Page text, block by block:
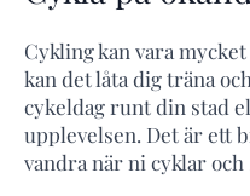
Cykling kan vara
kan det låta dig träna
cykeldag runt din stad
upplevelsen. Det är ett
vandra när ni cyklar och